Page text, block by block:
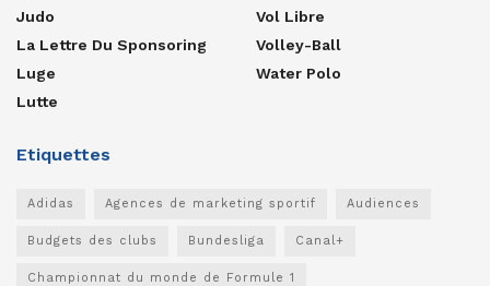
Judo
La Lettre Du Sponsoring
Luge
Lutte
Vol Libre
Volley-Ball
Water Polo
Etiquettes
Adidas Agences de marketing sportif Audiences
Budgets des clubs Bundesliga Canal+
Championnat du monde de Formule 1